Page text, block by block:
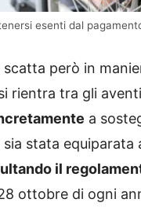
esenti dal
scatta però in
rientra tra gli
a
sia stata
il
ottobre di ogni